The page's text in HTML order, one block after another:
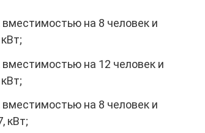
вместимостью на 8 человек и
вместимостью на 12 человек и
вместимостью на 8 человек и
кВт;